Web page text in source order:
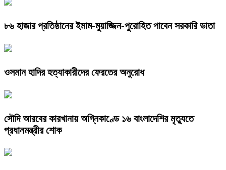
৮৬ হাজার প্রতিষ্ঠানের ইমাম-মুয়াজ্জিন-পুরোহিত পাবেন সরকারি ভাতা
ওসমান হাদির হত্যাকারীদের ফেরতের অনুরোধ
সৌদি আরবের কারখানায় অগ্নিকাণ্ডে ১৬ বাংলাদেশির মৃত্যুতে
প্রধানমন্ত্রীর শোক